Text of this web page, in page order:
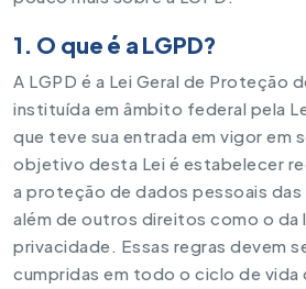
1. O que é a LGPD?
A LGPD é a Lei Geral de Proteção
instituída em âmbito federal pela
que teve sua entrada em vigor em
objetivo desta Lei é estabelecer
a proteção de dados pessoais
além de outros direitos como o da
privacidade. Essas regras devem
cumpridas em todo o ciclo de vida